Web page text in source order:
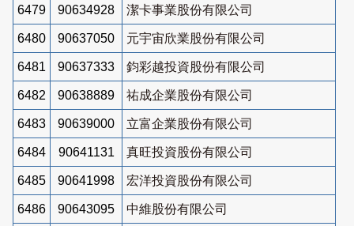
6479 90634928 潔卡事業股份有限公司
6480 90637050 元宇宙欣業股份有限公司
6481 90637333 鈞彩越投資股份有限公司
6482 90638889 祐成企業股份有限公司
6483 90639000 立富企業股份有限公司
6484 90641131 真旺投資股份有限公司
6485 90641998 宏洋投資股份有限公司
6486 90643095 中維股份有限公司